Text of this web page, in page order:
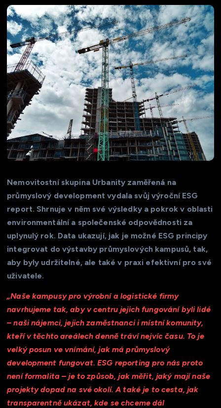
Nemovitostní skupina Urbanity zaměřená na
průmyslový development vydala svůj výroční ESG
report. Shrnuje v něm své výsledky a pokrok v oblasti
environmentální a společenské odpovědnosti za
uplynulý rok. Data ukazují, jak je možné ESG principy
integrovat do výstavby průmyslových kampusů, tak,
aby byly udržitelné, ale také v praxi efektivní pro své
uživatele.
„Naše kampusy pro výrobní a logistické firmy
navrhujeme tak, aby v centru jejich fungování byli lidé
– naši nájemci, jejich zaměstnanci i místní komunity,
kteří v těchto areálech denně tráví nejvíc času. To je
velký posun ve vnímání, jak má průmyslový
development fungovat. ESG reporting pro nás proto
není formalita – je to způsob, jak měřit, jaký mají naše
projekty dopad na své okolí. A také je to cesta, jak
transparentně ukázat, kde se chceme dál